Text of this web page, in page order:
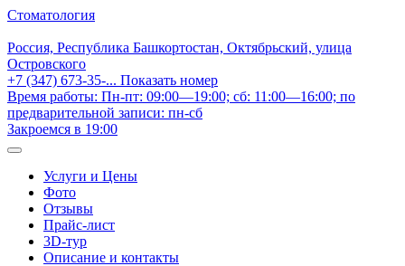
Стоматология
Россия, Республика Башкортостан, Октябрьский, улица
Островского
+7 (347) 673-35-... Показать номер
Время работы: Пн-пт: 09:00—19:00; сб: 11:00—16:00; по
предварительной записи: пн-сб
Закроемся в 19:00
Услуги и Цены
Фото
Отзывы
Прайс-лист
3D-тур
Описание и контакты